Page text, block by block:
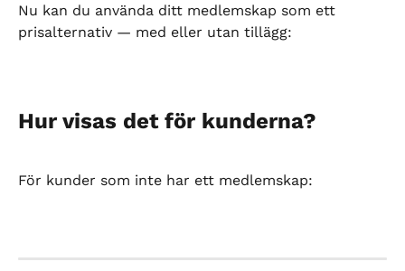
Nu kan du använda ditt medlemskap som ett
prisalternativ — med eller utan tillägg:
Hur visas det för kunderna?
För kunder som inte har ett medlemskap: